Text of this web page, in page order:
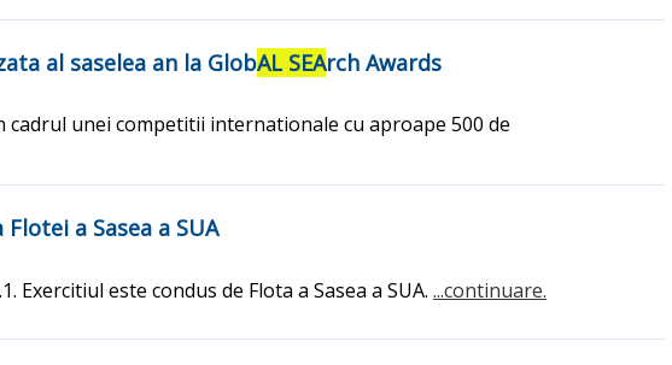
al saselea an la GlobAL SEArch Awards
unei competitii internationale cu aproape 500 de
a Sasea a SUA
Exercitiul este condus de Flota a Sasea a SUA. ...continuare.